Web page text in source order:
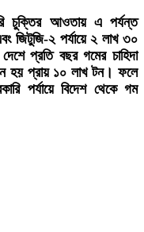
চুক্তির আওতায় এ পর্যন্ত
জিটুজি-২ পর্যায়ে ২ লাখ ৩০
প্রতি বছর গমের চাহিদা
হয় প্রায় ১০ লাখ টন। ফলে
পর্যায়ে বিদেশ থেকে গম